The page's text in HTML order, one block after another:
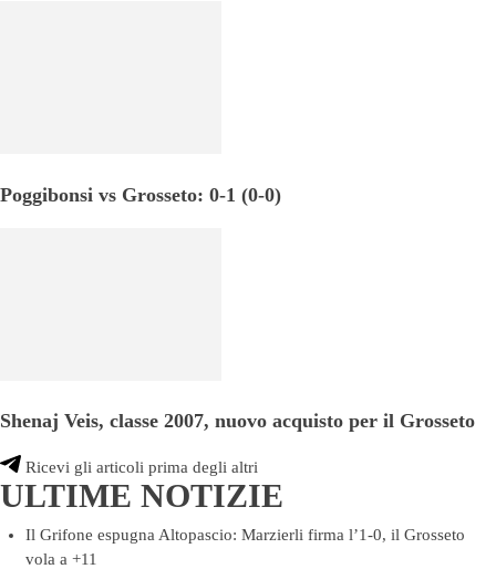
Poggibonsi vs Grosseto: 0-1 (0-0)
Shenaj Veis, classe 2007, nuovo acquisto per il Grosseto
Ricevi gli articoli prima degli altri
ULTIME NOTIZIE
Il Grifone espugna Altopascio: Marzierli firma l’1-0, il Grosseto
vola a +11